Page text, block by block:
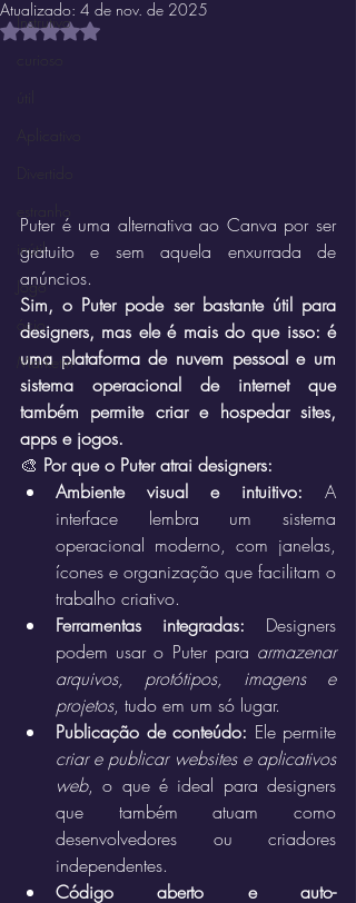
Instrutivo
inútil
Jogo
ócio
Marketin'
Atualizado: 4 de nov. de 2025
Avaliado com NaN de 5 estrelas.
Puter é uma alternativa ao Canva por ser
gratuito e sem aquela enxurrada de
anúncios.
Sim, o Puter pode ser bastante útil para
designers, mas ele é mais do que isso: é
uma plataforma de nuvem pessoal e um
sistema operacional de internet que
também permite criar e hospedar sites,
apps e jogos.
🎨 Por que o Puter atrai designers:
Ambiente visual e intuitivo: A
interface lembra um sistema
operacional moderno, com janelas,
ícones e organização que facilitam o
trabalho criativo.
Ferramentas integradas: Designers
podem usar o Puter para armazenar
arquivos, protótipos, imagens e
projetos, tudo em um só lugar.
Publicação de conteúdo:
criar e publicar websites e aplicativos
web, o que é ideal para designers
que também atuam como
desenvolvedores ou criadores
independentes.
Código aberto e auto-